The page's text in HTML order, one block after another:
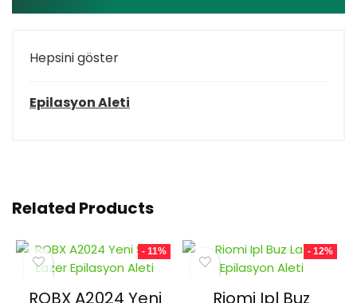
Hepsini göster
Epilasyon Aleti
Related Products
- 11%
ROBX A2024 Yeni
- 12%
Riomi Ipl Buz